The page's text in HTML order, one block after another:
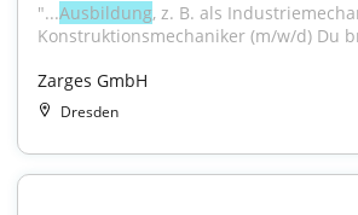
"...Ausbildung, z. B. als
Konstruktionsmechaniker (m/w/d) Du
Zarges GmbH
Dresden